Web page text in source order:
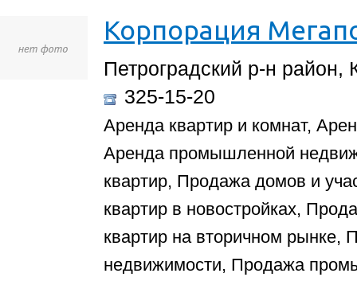
Корпорация
Петроградский р-н район,
325-15-20
Аренда квартир и комнат,
Аренда промышленной
квартир, Продажа домов и
квартир в новостройках,
квартир на вторичном рынке,
недвижимости, Продажа